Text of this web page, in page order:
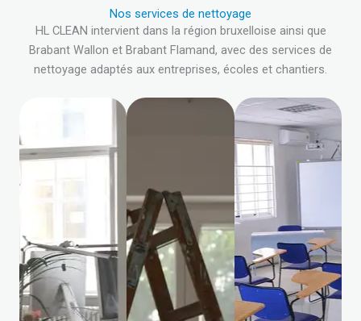
Nos services de nettoyage
HL CLEAN intervient dans la région bruxelloise ainsi que
Brabant Wallon et Brabant Flamand, avec des services de
nettoyage adaptés aux entreprises, écoles et chantiers.